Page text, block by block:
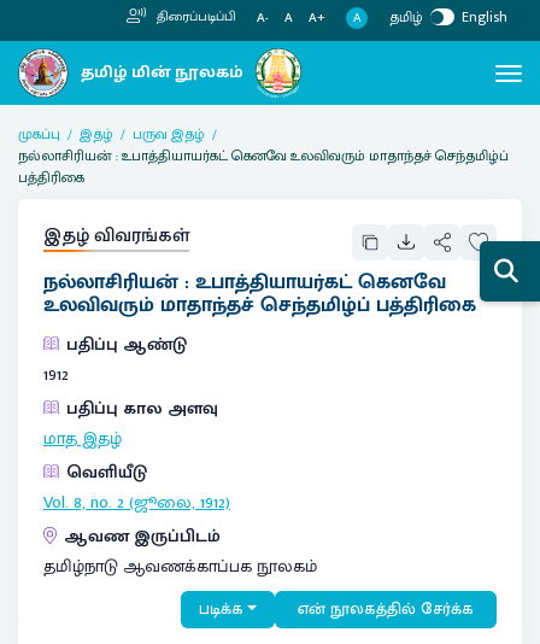
திரைப்படிப்பி A- A A+ A தமிழ் English
முகப்பு இதழ்
பருவ இதழ்
நல்லாசிரியன் : உபாத்தியாயர்கட் கெனவே உலவிவரும் மாதாந்தச் செந்தமிழ்ப்
பத்திரிகை
இதழ் விவரங்கள்
நல்லாசிரியன் : உபாத்தியாயர்கட் கெனவே
உலவிவரும் மாதாந்தச் செந்தமிழ்ப் பத்திரிகை
பதிப்பு ஆண்டு
1912
பதிப்பு கால அளவு
மாத இதழ்
வெளியீடு
Vol. 8, no. 2 (ஜூலை, 1912)
ஆவண இருப்பிடம்
தமிழ்நாடு ஆவணக்காப்பக நூலகம்
படிக்க என் நூலகத்தில் சேர்க்க